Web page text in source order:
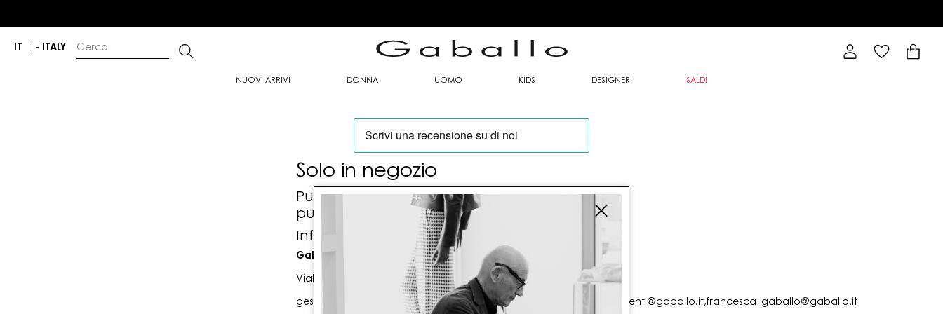
IT - ITALY
NUOVI ARRIVI DONNA UOMO KIDS DESIGNER SALDI
Solo in negozio
Puoi trovare questo articolo solo presso i nostri
punti vendita:
Info contatti
Gaballo Mario srl
Viale G. Matteotti n. 23 00053 Civitavecchia (RM)
gestioneordini@gaballo.it,customercare@sellmasters.it,assistenzaclienti@gaballo.it,francesca_gaballo@gaballo.it